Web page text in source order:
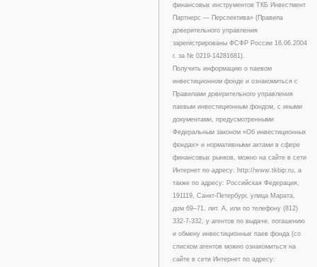
финансовых инструментов ТКБ Инвестмент
Партнерс — Перспектива» (Правила
доверительного управления
зарегистрированы ФСФР России 16.06.2004
г. за № 0219-14281681).
Получить информацию о паевом
инвестиционном фонде и ознакомиться с
Правилами доверительного управления
паевым инвестиционным фондом, с иными
документами, предусмотренными
Федеральным законом «Об инвестиционных
фондах» и нормативными актами в сфере
финансовых рынков, можно на сайте в сети
Интернет по адресу: http://www.tkbip.ru, а
также по адресу: Российская Федерация,
191119, Санкт-Петербург, улица Марата,
дом 69–71, лит. А, или по телефону (812)
332-7-332, у агентов по выдаче, погашению
и обмену инвестиционных паев фонда (со
списком агентов можно ознакомиться на
сайте в сети Интернет по адресу: